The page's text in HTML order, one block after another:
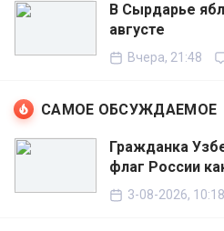
В Сырдарье
августе
Вчера, 21:48
САМОЕ ОБСУЖДАЕМОЕ
Гражданка
флаг России
3-08-2026, 10:18